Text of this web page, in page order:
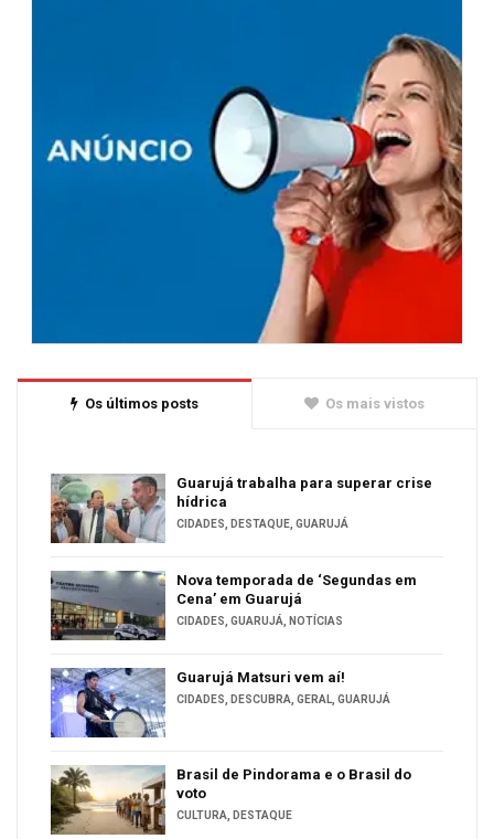
Os últimos posts Os mais vistos
Guarujá trabalha para superar crise
hídrica
CIDADES DESTAQUE GUARUJÁ
Nova temporada de ‘Segundas em
Cena’ em Guarujá
CIDADES GUARUJÁ NOTÍCIAS
Guarujá Matsuri vem aí!
CIDADES DESCUBRA GERAL GUARUJÁ
Brasil de Pindorama e o Brasil do
voto
CULTURA DESTAQUE